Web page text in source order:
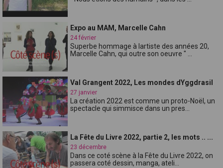
Expo au MAM, Marcelle Cahn
24 février
Superbe hommage à lartiste des années 20,
Marcelle Cahn, qui outre son oeuvre " ...
Val Grangent 2022, Les mondes dYggdrasil
27 janvier
La création 2022 est comme un proto-Noël, un
spectacle qui simmisce dans un pres...
La Fête du Livre 2022, partie 2, les mots .. ...
23 décembre
Dans ce coté scène à la Fête du Livre 2022, on
passera coté dessin, manga, ateli...